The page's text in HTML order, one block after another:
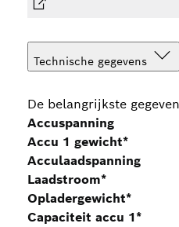
Technische gegevens
De belangrijkste
Accuspanning
Accu 1 gewicht*
Acculaadspanning
Laadstroom*
Opladergewicht*
Capaciteit accu 1*